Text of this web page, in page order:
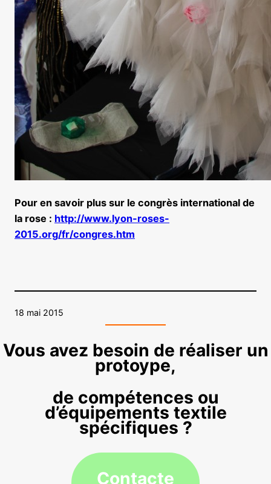
Pour en savoir plus sur le congrès international de
la rose : http://www.lyon-roses-
2015.org/fr/congres.htm
18 mai 2015
Vous avez besoin de réaliser un
protoype,
de compétences ou
d’équipements textile
spécifiques ?
Contacte